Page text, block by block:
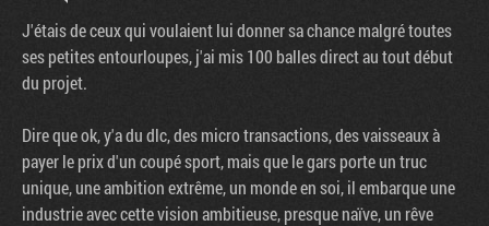
J'étais de ceux qui voulaient lui donner sa chance malgré toutes
ses petites entourloupes, j'ai mis 100 balles direct au tout début
du projet.
Dire que ok, y'a du dlc, des micro transactions, des vaisseaux à
payer le prix d'un coupé sport, mais que le gars porte un truc
unique, une ambition extrême, un monde en soi, il embarque une
industrie avec cette vision ambitieuse, presque naïve, un rêve